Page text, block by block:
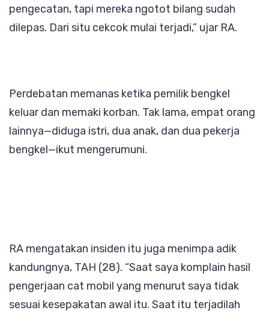
pengecatan, tapi mereka ngotot bilang sudah
dilepas. Dari situ cekcok mulai terjadi,” ujar RA.
Perdebatan memanas ketika pemilik bengkel
keluar dan memaki korban. Tak lama, empat orang
lainnya—diduga istri, dua anak, dan dua pekerja
bengkel—ikut mengerumuni.
RA mengatakan insiden itu juga menimpa adik
kandungnya, TAH (28). “Saat saya komplain hasil
pengerjaan cat mobil yang menurut saya tidak
sesuai kesepakatan awal itu. Saat itu terjadilah